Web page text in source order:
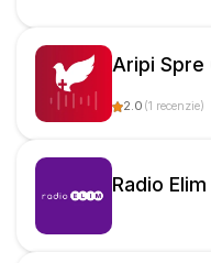
Aripi Spre
2.0 (1 recenzie)
Radio